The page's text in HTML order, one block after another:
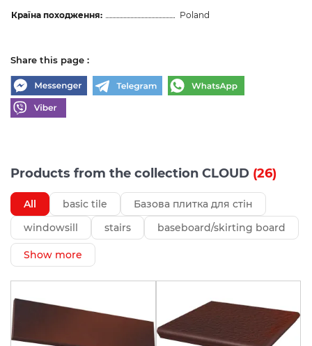
Країна походження:
Poland
Share this page :
Products from the collection CLOUD (26)
All basic tile
Базова плитка для стін
windowsill
stairs baseboard/skirting board
Show more